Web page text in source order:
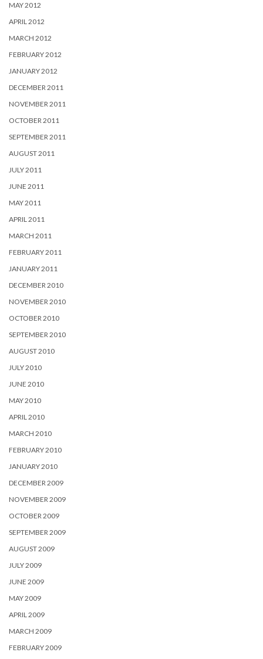
MAY 2012
APRIL 2012
MARCH 2012
FEBRUARY 2012
JANUARY 2012
DECEMBER 2011
NOVEMBER 2011
OCTOBER 2011
SEPTEMBER 2011
AUGUST 2011
JULY 2011
JUNE 2011
MAY 2011
APRIL 2011
MARCH 2011
FEBRUARY 2011
JANUARY 2011
DECEMBER 2010
NOVEMBER 2010
OCTOBER 2010
SEPTEMBER 2010
AUGUST 2010
JULY 2010
JUNE 2010
MAY 2010
APRIL 2010
MARCH 2010
FEBRUARY 2010
JANUARY 2010
DECEMBER 2009
NOVEMBER 2009
OCTOBER 2009
SEPTEMBER 2009
AUGUST 2009
JULY 2009
JUNE 2009
MAY 2009
APRIL 2009
MARCH 2009
FEBRUARY 2009